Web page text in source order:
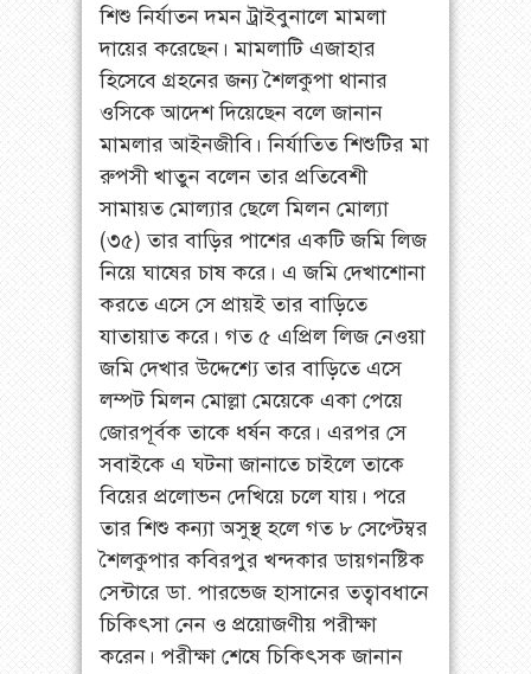
শিশু নির্যাতন দমন ট্রাইবুনালে মামলা
দায়ের করেছেন। মামলাটি এজাহার
হিসেবে গ্রহনের জন্য শৈলকুপা থানার
ওসিকে আদেশ দিয়েছেন বলে জানান
মামলার আইনজীবি। নির্যাতিত শিশুটির মা
রুপসী খাতুন বলেন তার প্রতিবেশী
সামায়ত মোল্যার ছেলে মিলন মোল্যা
(৩৫) তার বাড়ির পাশের একটি জমি লিজ
নিয়ে ঘাষের চাষ করে। এ জমি দেখাশোনা
করতে এসে সে প্রায়ই তার বাড়িতে
যাতায়াত করে। গত ৫ এপ্রিল লিজ নেওয়া
জমি দেখার উদ্দেশ্যে তার বাড়িতে এসে
লম্পট মিলন মোল্লা মেয়েকে একা পেয়ে
জোরপূর্বক তাকে ধর্ষন করে। এরপর সে
সবাইকে এ ঘটনা জানাতে চাইলে তাকে
বিয়ের প্রলোভন দেখিয়ে চলে যায়। পরে
তার শিশু কন্যা অসুস্থ হলে গত ৮ সেপ্টেম্বর
শৈলকুপার কবিরপুর খন্দকার ডায়গনষ্টিক
সেন্টারে ডা. পারভেজ হাসানের তত্বাবধানে
চিকিৎসা নেন ও প্রয়োজণীয় পরীক্ষা
করেন। পরীক্ষা শেষে চিকিৎসক জানান